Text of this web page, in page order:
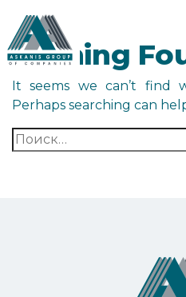
Nothing
It seems we can’t find
Perhaps searching can
Найти: